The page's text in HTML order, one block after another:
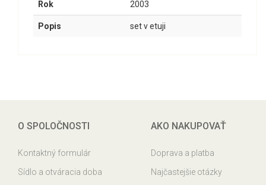
Rok 2003
Popis set v etuji
O SPOLOČNOSTI
Kontaktný formulár
Sídlo a otváracia doba
AKO NAKUPOVAŤ
Doprava a platba
Najčastejšie otázky